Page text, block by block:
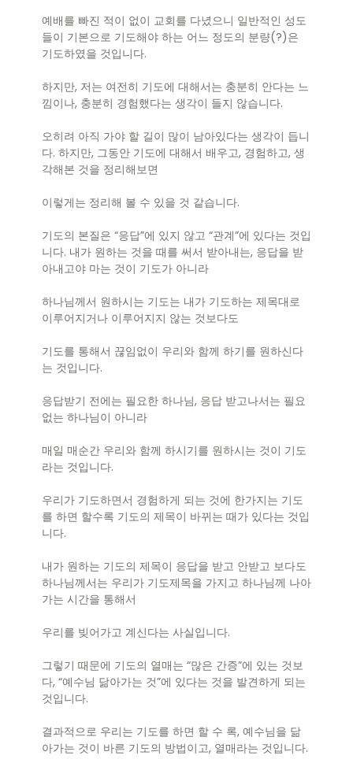
예배를 빠진 적이 없이 교회를 다녔으니 일반적인 성도
들이 기본으로 기도해야 하는 어느 정도의 분량(?)은
기도하였을 것입니다.
하지만, 저는 여전히 기도에 대해서는 충분히 안다는 느
낌이나, 충분히 경험했다는 생각이 들지 않습니다.
오히려 아직 가야 할 길이 많이 남아있다는 생각이 듭니
다. 하지만, 그동안 기도에 대해서 배우고, 경험하고, 생
각해본 것을 정리해보면
이렇게는 정리해 볼 수 있을 것 같습니다.
기도의 본질은 “응답”에 있지 않고 “관계”에 있다는 것입
니다. 내가 원하는 것을 때를 써서 받아내는, 응답을 받
아내고야 마는 것이 기도가 아니라
하나님께서 원하시는 기도는 내가 기도하는 제목대로
이루어지거나 이루어지지 않는 것보다도
기도를 통해서 끊임없이 우리와 함께 하기를 원하신다
는 것입니다.
응답받기 전에는 필요한 하나님, 응답 받고나서는 필요
없는 하나님이 아니라
매일 매순간 우리와 함께 하시기를 원하시는 것이 기도
라는 것입니다.
우리가 기도하면서 경험하게 되는 것에 한가지는 기도
를 하면 할수록 기도의 제목이 바뀌는 때가 있다는 것입
니다.
내가 원하는 기도의 제목이 응답을 받고 안받고 보다도
하나님께서는 우리가 기도제목을 가지고 하나님께 나아
가는 시간을 통해서
우리를 빚어가고 계신다는 사실입니다.
그렇기 때문에 기도의 열매는 “많은 간증”에 있는 것보
다, “예수님 닮아가는 것”에 있다는 것을 발견하게 되는
것입니다.
결과적으로 우리는 기도를 하면 할 수 록, 예수님을 닮
아가는 것이 바른 기도의 방법이고, 열매라는 것입니다.